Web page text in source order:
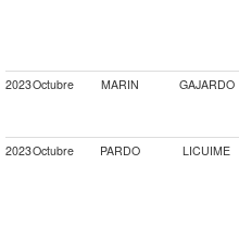
2023Octubre MARIN GAJARDO
2023Octubre PARDO LICUIME